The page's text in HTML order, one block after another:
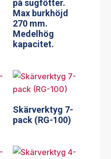
på sugfötter.
Max burkhöjd
270 mm.
Medelhög
kapacitet.
Skärverktyg 7-
pack (RG-100)